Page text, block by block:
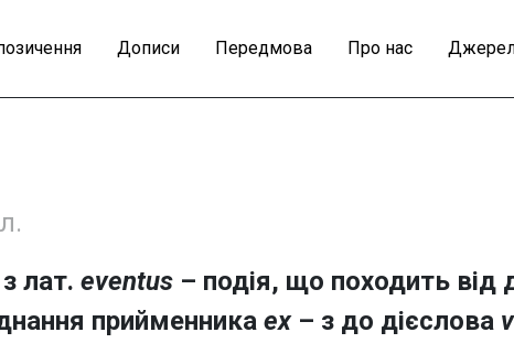
Дописи Передмова Про нас
лат. eventus – подія, що походить від
прийменника ex– з до дієслова